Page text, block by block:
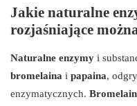
Jakie naturalne
rozjaśniające
Naturalne enzymy i
bromelaina i papaina,
enzymatycznych.